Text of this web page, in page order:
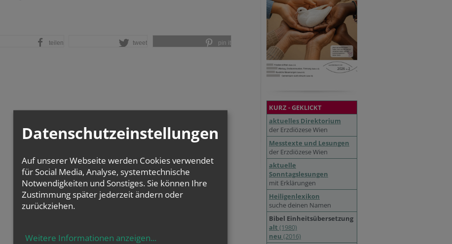
teilen tweet pin it
KURZ - GEKLICKT
aktuelles Direktorium
der Erzdiözese Wien
Messtexte und Lesungen
der Erzdiözese Wien
aktuelle
Sonntagslesungen
mit Erklärungen
Heiligenlexikon
suche deinen Namen
Bibel Einheitsübersetzung
alt (1980)
neu (2016)
Datenschutzeinstellungen
Auf unserer Webseite werden Cookies verwendet
für Social Media, Analyse, systemtechnische
Notwendigkeiten und Sonstiges. Sie können Ihre
Zustimmung später jederzeit ändern oder
zurückziehen.
Weitere Informationen anzeigen...